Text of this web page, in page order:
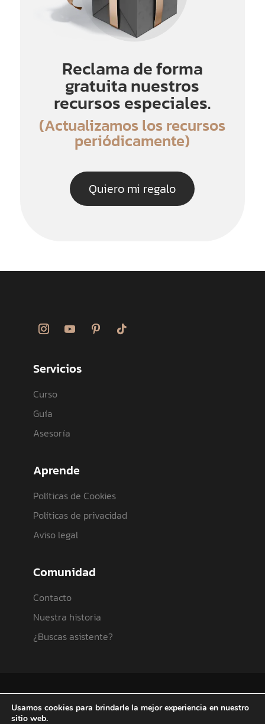
Reclama de forma
gratuita nuestros
recursos especiales.
(Actualizamos los recursos
periódicamente)
Quiero mi regalo
Servicios
Curso
Guía
Asesoría
Aprende
Políticas de Cookies
Políticas de privacidad
Aviso legal
Comunidad
Contacto
Nuestra historia
¿Buscas asistente?
© 2023 Nuevas Oportunidades Online. Todos
los derechos reservados.
Usamos cookies para brindarle la mejor experiencia en nuestro
sitio web.